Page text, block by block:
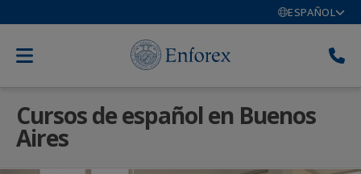
ESPAÑOL
Cursos de español en Buenos
Aires